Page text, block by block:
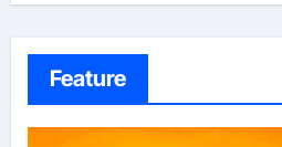
Feature